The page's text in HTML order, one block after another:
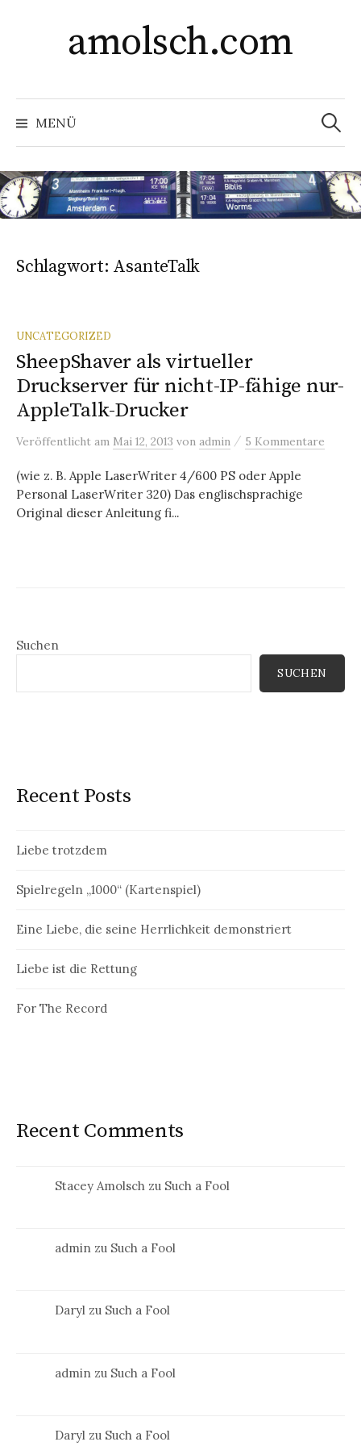
amolsch.com
MENÜ
Suchen
nach:
Schlagwort: AsanteTalk
UNCATEGORIZED
SheepShaver als virtueller
Druckserver für nicht-IP-fähige nur-
AppleTalk-Drucker
Veröffentlicht am Mai 12, 2013 von admin / 5 Kommentare
(wie z. B. Apple LaserWriter 4/600 PS oder Apple
Personal LaserWriter 320) Das englischsprachige
Original dieser Anleitung fi...
Suchen
SUCHEN
Recent Posts
Liebe trotzdem
Spielregeln „1000“ (Kartenspiel)
Eine Liebe, die seine Herrlichkeit demonstriert
Liebe ist die Rettung
For The Record
Recent Comments
Stacey Amolsch zu Such a Fool
admin zu Such a Fool
Daryl zu Such a Fool
admin zu Such a Fool
Daryl zu Such a Fool